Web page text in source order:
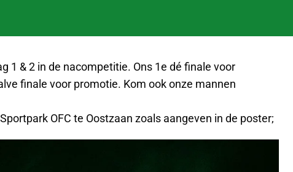
1 & 2 in de nacompetitie. Ons 1e dé finale voor
finale voor promotie. Kom ook onze mannen
OFC te Oostzaan zoals aangeven in de poster;